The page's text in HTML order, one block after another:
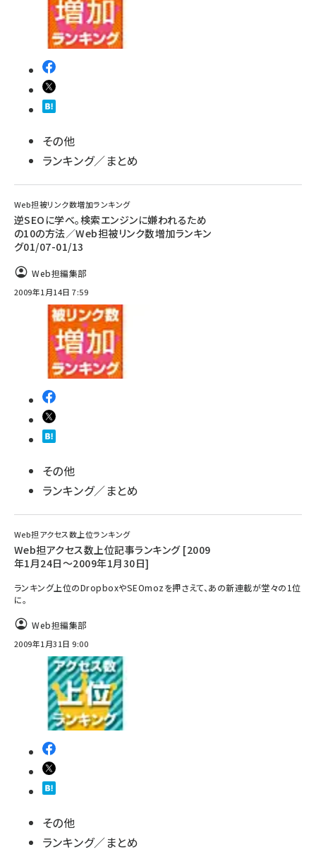
その他
ランキング／まとめ
Web担被リンク数増加ランキング
逆SEOに学べ。検索エンジンに嫌われるため
の10の方法／Web担被リンク数増加ランキン
グ01/07-01/13
Web担編集部
2009年1月14日 7:59
その他
ランキング／まとめ
Web担アクセス数上位ランキング
Web担アクセス数上位記事ランキング [2009
年1月24日～2009年1月30日]
ランキング上位のDropboxやSEOmozを押さえて、あの新連載が堂々の1位
に。
Web担編集部
2009年1月31日 9:00
その他
ランキング／まとめ